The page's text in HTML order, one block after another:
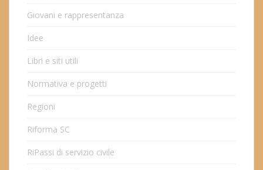
Giovani e rappresentanza
Idee
Libri e siti utili
Normativa e progetti
Regioni
Riforma SC
RiPassi di servizio civile